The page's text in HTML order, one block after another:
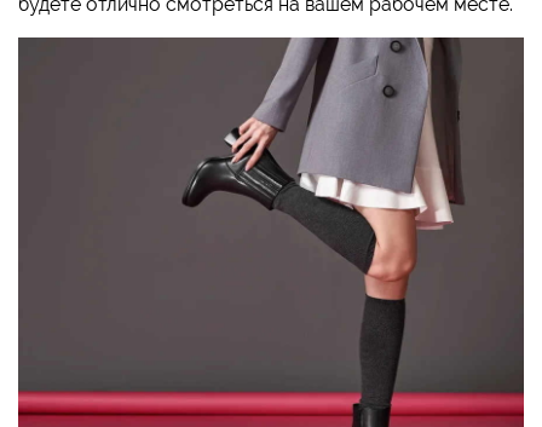
будете отлично смотреться на вашем рабочем месте.